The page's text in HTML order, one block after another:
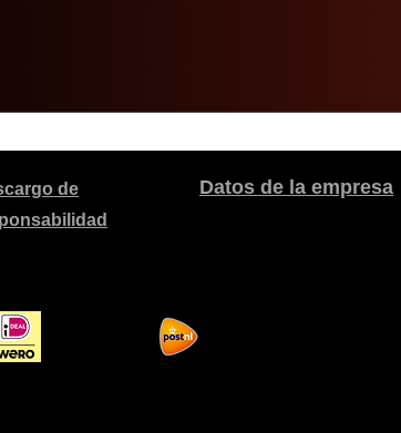
de
Datos de la empresa